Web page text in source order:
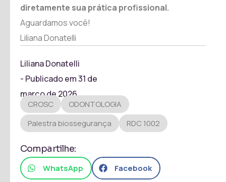
diretamente sua prática profissional.
Aguardamos você!
Liliana Donatelli
Liliana Donatelli
- Publicado em31 de
março de 2026
CROSC
ODONTOLOGIA
Palestra biossegurança
RDC 1002
Compartilhe:
WhatsApp Facebook